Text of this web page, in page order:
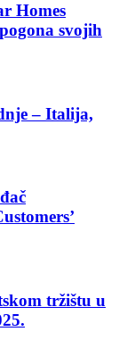
Homes
svojih
– Italija,
tržištu u